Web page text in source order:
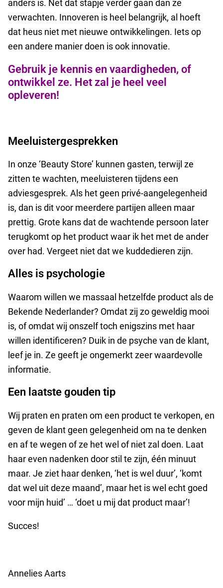
anders is. Net dat stapje verder gaan dan ze
verwachten. Innoveren is heel belangrijk, al hoeft
dat heus niet met nieuwe ontwikkelingen. Iets op
een andere manier doen is ook innovatie.
Gebruik je kennis en vaardigheden, of
ontwikkel ze. Het zal je heel veel
opleveren!
Meeluistergesprekken
In onze ‘Beauty Store’ kunnen gasten, terwijl ze
zitten te wachten, meeluisteren tijdens een
adviesgesprek. Als het geen privé-aangelegenheid
is, dan is dit voor meerdere partijen alleen maar
prettig. Grote kans dat de wachtende persoon later
terugkomt op het product waar ik het met de ander
over had. Vergeet niet dat we kuddedieren zijn.
Alles is psychologie
Waarom willen we massaal hetzelfde product als de
Bekende Nederlander? Omdat zij zo geweldig mooi
is, of omdat wij onszelf toch enigszins met haar
willen identificeren? Duik in de psyche van de klant,
leef je in. Ze geeft je ongemerkt zeer waardevolle
informatie.
Een laatste gouden tip
Wij praten en praten om een product te verkopen, en
geven de klant geen gelegenheid om na te denken
en af te wegen of ze het wel of niet zal doen. Laat
haar even nadenken door stil te zijn, één minuut
maar. Je ziet haar denken, ‘het is wel duur’, ‘komt
dat wel uit deze maand’, maar het is wel echt goed
voor mijn huid’ … ‘doet u mij dat product maar’!
Succes!
Annelies Aarts